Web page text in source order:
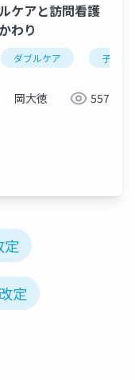
ケアと訪問看護
わり
ダブルケア 子育て
岡大徳 557
定
定